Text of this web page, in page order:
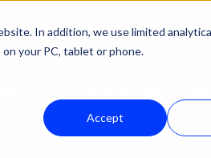
In addition, we use limited
your PC, tablet or phone.
Accept